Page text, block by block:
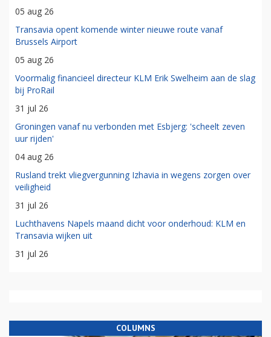
05 aug 26
Transavia opent komende winter nieuwe route vanaf
Brussels Airport
05 aug 26
Voormalig financieel directeur KLM Erik Swelheim aan de slag
bij ProRail
31 jul 26
Groningen vanaf nu verbonden met Esbjerg: 'scheelt zeven
uur rijden'
04 aug 26
Rusland trekt vliegvergunning Izhavia in wegens zorgen over
veiligheid
31 jul 26
Luchthavens Napels maand dicht voor onderhoud: KLM en
Transavia wijken uit
31 jul 26
COLUMNS